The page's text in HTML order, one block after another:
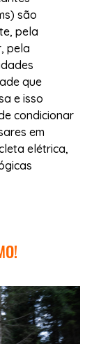
são
pela
pela
que
e isso
condicionar
em
elétrica,